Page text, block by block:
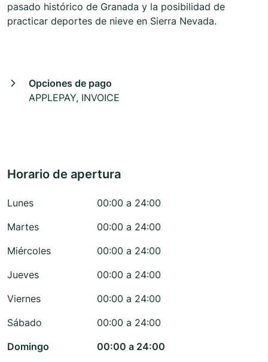
pasado histórico de Granada y la posibilidad de
practicar deportes de nieve en Sierra Nevada.
Opciones de pago
APPLEPAY, INVOICE
Horario de apertura
Lunes
00:00 a 24:00
Martes
00:00 a 24:00
Miércoles
00:00 a 24:00
Jueves
00:00 a 24:00
Viernes
00:00 a 24:00
Sábado
00:00 a 24:00
Domingo
00:00 a 24:00